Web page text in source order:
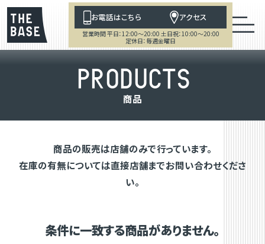
お電話はこちら アクセス
営業時間 平日：12:00～20:00 土日祝：10:00～20:00
定休日：毎週金曜日
PRODUCTS
商品
商品の販売は店舗のみで行っています。
在庫の有無については直接店舗までお問い合わせくださ
い。
条件に一致する商品がありません。